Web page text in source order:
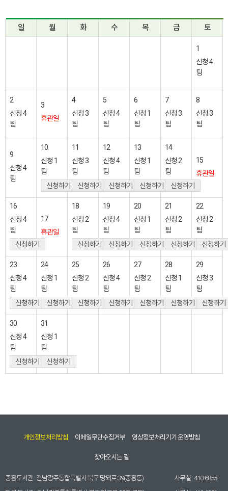
일 월 화 수 목 금 토
1
신청4
팀
2
신청4
팀
3
휴관일
4
신청3
팀
5
신청4
팀
6
신청 1
팀
7
신청3
팀
8
신청3
팀
9
신청4
팀
10
신청 1
팀
신청하기
11
신청3
팀
신청하기
12
신청4
팀
신청하기
13
신청 1
팀
신청하기
14
신청 2
팀
신청하기
15
휴관일
16
신청4
팀
신청하기
17
휴관일
18
신청 2
팀
신청하기
19
신청4
팀
신청하기
20
신청 1
팀
신청하기
21
신청 2
팀
신청하기
22
신청 2
팀
신청하기
23
신청4
팀
신청하기
24
신청 1
팀
신청하기
25
신청 2
팀
신청하기
26
신청4
팀
신청하기
27
신청 2
팀
신청하기
28
신청 1
팀
신청하기
29
신청3
팀
신청하기
30
신청4
팀
신청하기
31
신청 1
팀
신청하기
개인정보처리방침 이메일무단수집거부 영상정보처리기기 운영방침
찾아오시는 길
중흥도서관 : 전남광주통합특별시 북구 당뫼로 39(중흥동) 사무실 :410-6855